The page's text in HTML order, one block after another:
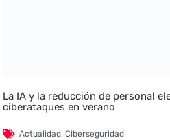
La IA y la reducción de personal
ciberataques en verano
Actualidad,Ciberseguridad